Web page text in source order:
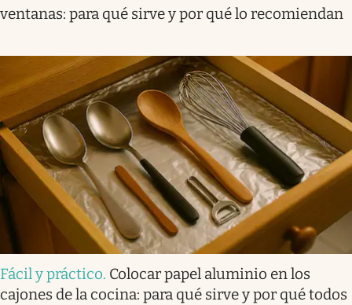
ventanas: para qué sirve y por qué lo recomiendan
Fácil y práctico. Colocar papel aluminio en los
cajones de la cocina: para qué sirve y por qué todos